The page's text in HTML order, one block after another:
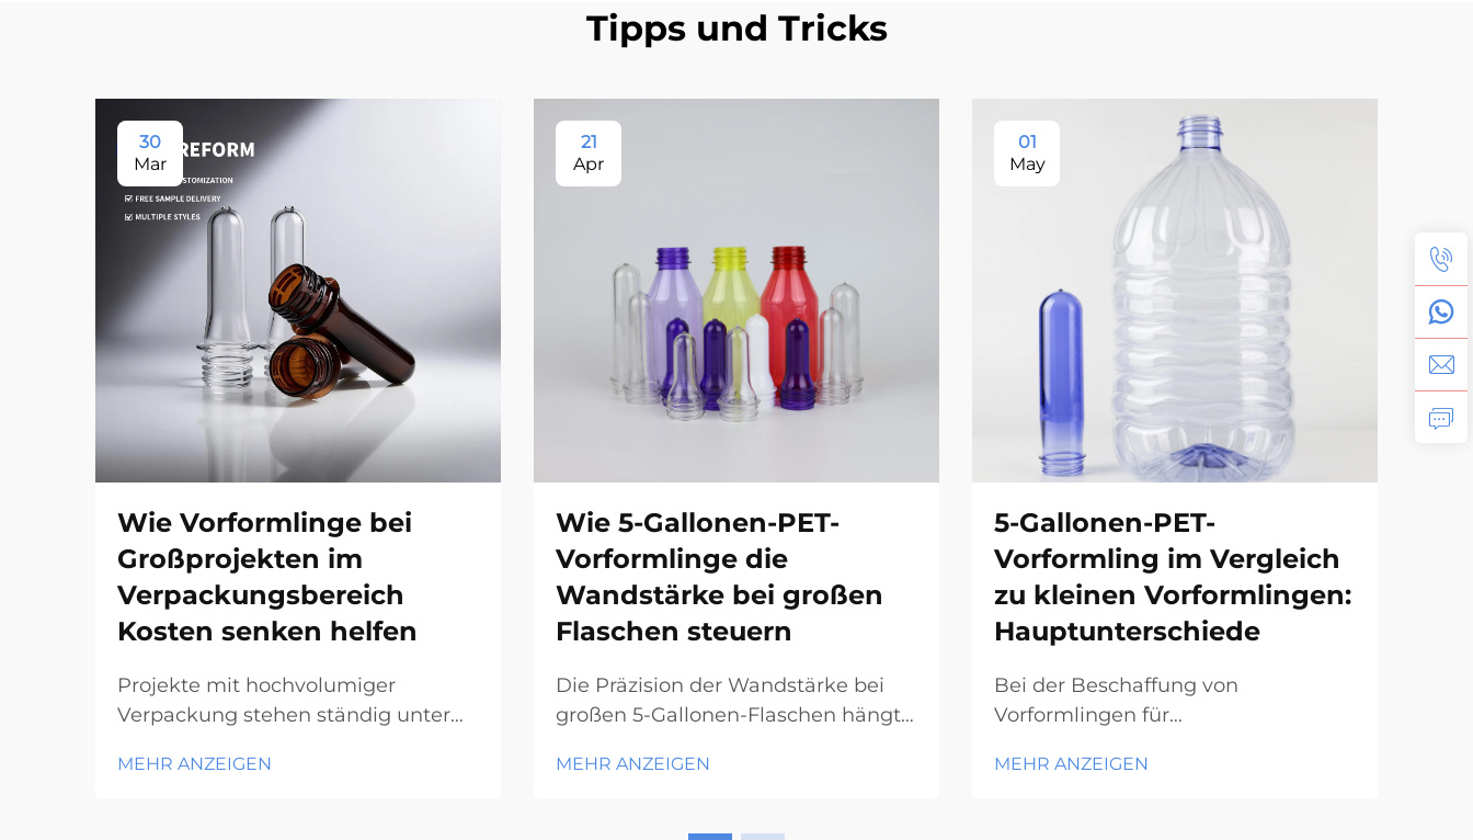
Tipps und Tricks
30
Mar
Wie Vorformlinge bei
Großprojekten im
Verpackungsbereich
Kosten senken helfen
Projekte mit hochvolumiger
Verpackung stehen ständig unter
und gleichzeitig die
MEHR ANZEIGEN
21
Apr
Wie 5-Gallonen-PET-
Vorformlinge die
Wandstärke bei großen
Flaschen steuern
Die Präzision der Wandstärke bei
großen 5-Gallonen-Flaschen hängt
den 5-Gallonen-PET-Vorformling
Spritzgussstufe konstruieren und
MEHR ANZEIGEN
01
May
5-Gallonen-PET-
Vorformling im Vergleich
zu kleinen Vorformlingen:
Hauptunterschiede
Bei der Beschaffung von
Vorformlingen für
Wasserspender oder Großbehälter
MEHR ANZEIGEN